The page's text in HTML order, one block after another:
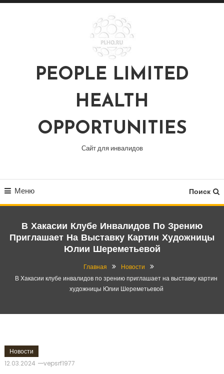
Перейти
PEOPLE LIMITED
HEALTH
OPPORTUNITIES
Сайт для инвалидов
Меню Поиск
В Хакасии Клубе Инвалидов По Зрению
Приглашает На Выставку Картин Художницы
Юлии Шереметьевой
Главная
Новости
В Хакасии клубе инвалидов по зрению приглашает на выставку картин
художницы Юлии Шереметьевой
Новости
12.03.2024
vepsrf1977